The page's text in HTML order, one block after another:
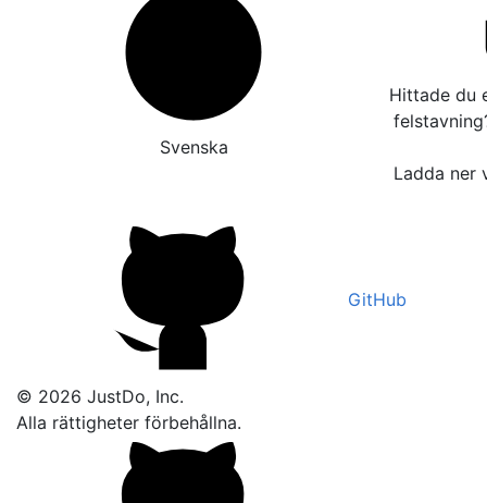
Svenska
Hittade du
Ladda ner
GitHub
© 2026 JustDo, Inc.
Alla rättigheter förbehållna.